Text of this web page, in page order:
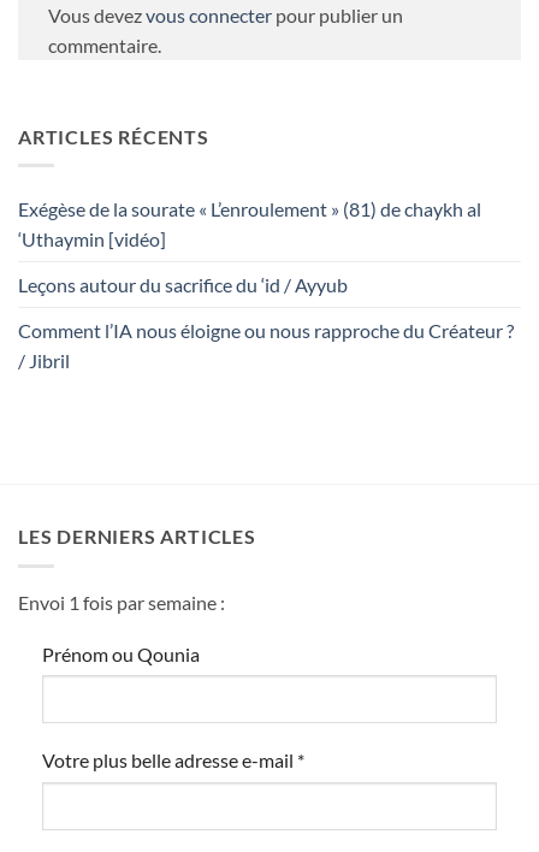
Vous devezvous connecter pour publier un
commentaire.
ARTICLES RÉCENTS
Exégèse de la sourate « L’enroulement » (81) de chaykh al
‘Uthaymin [vidéo]
Leçons autour du sacrifice du ‘id / Ayyub
Comment l’IA nous éloigne ou nous rapproche du Créateur ?
/ Jibril
LES DERNIERS ARTICLES
Envoi 1 fois par semaine :
Prénom ou Qounia
Votre plus belle adresse e-mail *